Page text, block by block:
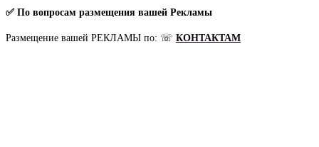
✅ По вопросам размещения вашей Рекламы
Размещение вашей РЕКЛАМЫ по: ☏ КОНТАКТАМ